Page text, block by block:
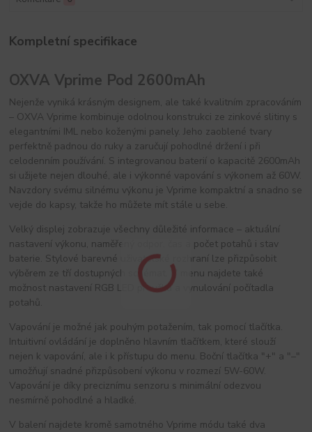
Kompletní specifikace
OXVA Vprime Pod 2600mAh
Nejenže vyniká krásným designem, ale také kvalitním zpracováním
– OXVA Vprime kombinuje odolnou konstrukci ze zinkové slitiny s
elegantními IML nebo koženými panely. Jeho zaoblené tvary
perfektně padnou do ruky a zaručují pohodlné držení i při
celodenním používání. S integrovanou baterií o kapacitě 2600mAh
si užijete nejen dlouhé, ale i výkonné vapování s výkonem až 60W.
Navzdory svému silnému výkonu je Vprime kompaktní a snadno se
vejde do kapsy, takže ho můžete mít stále u sebe.
Velký displej zobrazuje všechny důležité informace – aktuální
nastavení výkonu, naměřený odpor, čas a počet potahů i stav
baterie. Stylové barevné uživatelské rozhraní lze přizpůsobit
výběrem ze tří dostupných schémat. V menu najdete také
možnost nastavení RGB LED proužku a vynulování počítadla
potahů.
Vapování je možné jak pouhým potažením, tak pomocí tlačítka.
Intuitivní ovládání je doplněno hlavním tlačítkem, které slouží
nejen k vapování, ale i k přístupu do menu. Boční tlačítka "+" a "–"
umožňují snadné přizpůsobení výkonu v rozmezí 5W-60W.
Vapování je díky preciznímu senzoru s minimální odezvou
nesmírně pohodlné a hladké.